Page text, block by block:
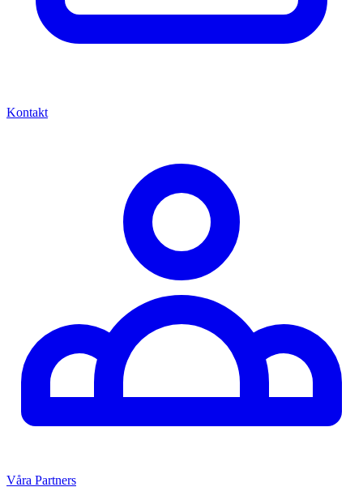
Kontakt
Våra Partners